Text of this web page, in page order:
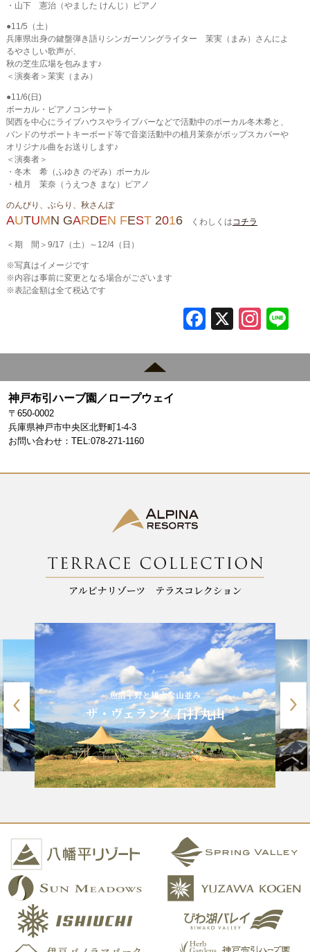
・山下 憲治（やました けんじ）ピアノ
●11/5（土）
兵庫県出身の鍵盤弾き語りシンガーソングライター 茉実（まみ）さんによ
るやさしい歌声が、
秋の芝生広場を包みます♪
＜演奏者＞茉実（まみ）
●11/6(日)
ボーカル・ピアノコンサート
関西を中心にライブハウスやライブバーなどで活動中のボーカル冬木希と、
バンドのサポートキーボード等で音楽活動中の植月茉奈がポップスカバーや
オリジナル曲をお送りします♪
＜演奏者＞
・冬木 希（ふゆき のぞみ）ボーカル
・植月 茉奈（うえつき まな）ピアノ
のんびり、ぶらり、秋さんぽ
AUTUMN GARDEN FEST 2016くわしくはコチラ
＜期 間＞9/17（土）～12/4（日）
※写真はイメージです
※内容は事前に変更となる場合がございます
※表記金額は全て税込です
F
e
k
X In
gr
神戸布引ハーブ園／ロープウェイ
〒650-0002
兵庫県神戸市中央区北野町1-4-3
お問い合わせ：TEL:078-271-1160
魚沼平野と雄大な山並み
ザ・ヴェランダ 石打丸山